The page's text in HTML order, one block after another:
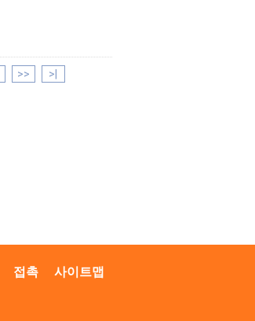
>> >|
사이트맵
접촉